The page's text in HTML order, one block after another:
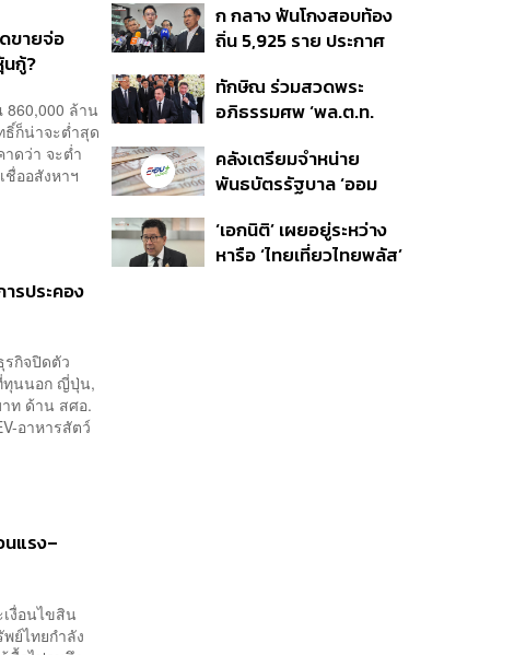
ขายจ่อ
กู้?
860,000 ล้าน
ก็น่าจะต่ำสุด
าดว่า จะต่ำ
ออสังหาฯ
รประคอง
รกิจปิดตัว
ทุนนอก ญี่ปุ่น,
ท ด้าน สศอ.
อาหารสัตว์
แรง–
งื่อนไขสิน
ย์ไทยกำลัง
350’ เสริมความมั่นคง
ชายแดน
ก กลาง ฟันโกงสอบท้อง
ถิ่น 5,925 ราย ประกาศ
ราย รอ ป.ป.ช. ขีดเส้นแล้ว
เสร็จ 31 ส.ค.
ทักษิณ ร่วมสวดพระ
อภิธรรมศพ ‘พล.ต.ท.
สิน’ สิริอายุ 103 ปี แกนนำ
เพื่อไทย-บุคคลหลาก
คลังเตรียมจำหน่าย
พันธบัตรรัฐบาล ‘ออม
ก.ย.นี้ อาจเพิ่มสัดส่วนการ
ขายแบบ Small Lot First
‘เอกนิติ’ เผยอยู่ระหว่าง
หารือ ‘ไทยเที่ยวไทยพลัส’